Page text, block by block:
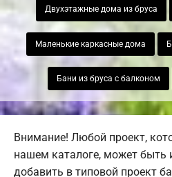
Двухэтажные дома из бруса
Маленькие каркасные дома
Бани из бруса с балконом
Внимание! Любой проект,
нашем каталоге, может быть
добавить в типовой проект